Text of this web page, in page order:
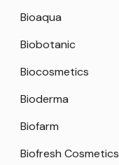
Bioaqua
Biobotanic
Biocosmetics
Bioderma
Biofarm
Biofresh Cosmetics